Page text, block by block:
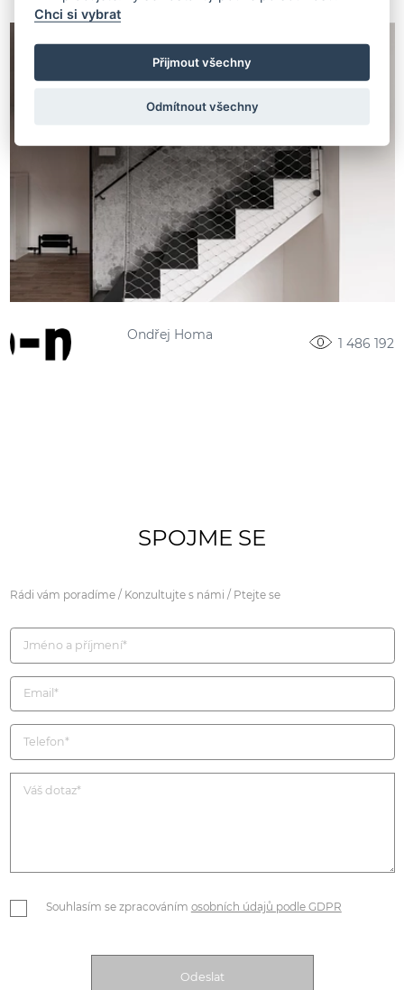
Ondřej Homa
1 486 192
SPOJME SE
Rádi vám poradíme / Konzultujte s námi / Ptejte se
Souhlasím se zpracováním osobních údajů podle GDPR
Chci si vybrat
Přijmout všechny
Odmítnout všechny